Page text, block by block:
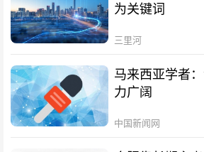
为关键词
三里河
马来西亚学者
力广阔
中国新闻网